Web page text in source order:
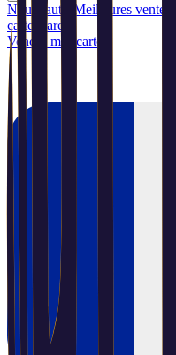
Nouveautés Meilleures ventes
cartes rares
Vendre mes cartes